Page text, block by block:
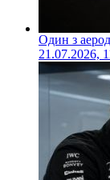
Один з
21.07.2026,